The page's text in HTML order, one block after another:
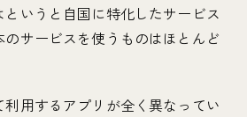
いうと自国に特化したサービス
サービスを使うものはほとんど
用するアプリが全く異なってい